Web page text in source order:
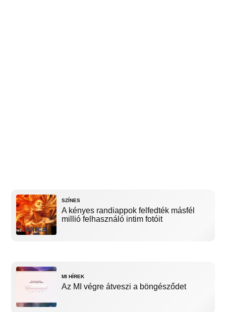
SZÍNES
A kényes randiappok felfedték másfél
millió felhasználó intim fotóit
MI HÍREK
Az MI végre átveszi a böngésződet